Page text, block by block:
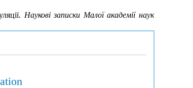
Наукові записки Малої академії наук